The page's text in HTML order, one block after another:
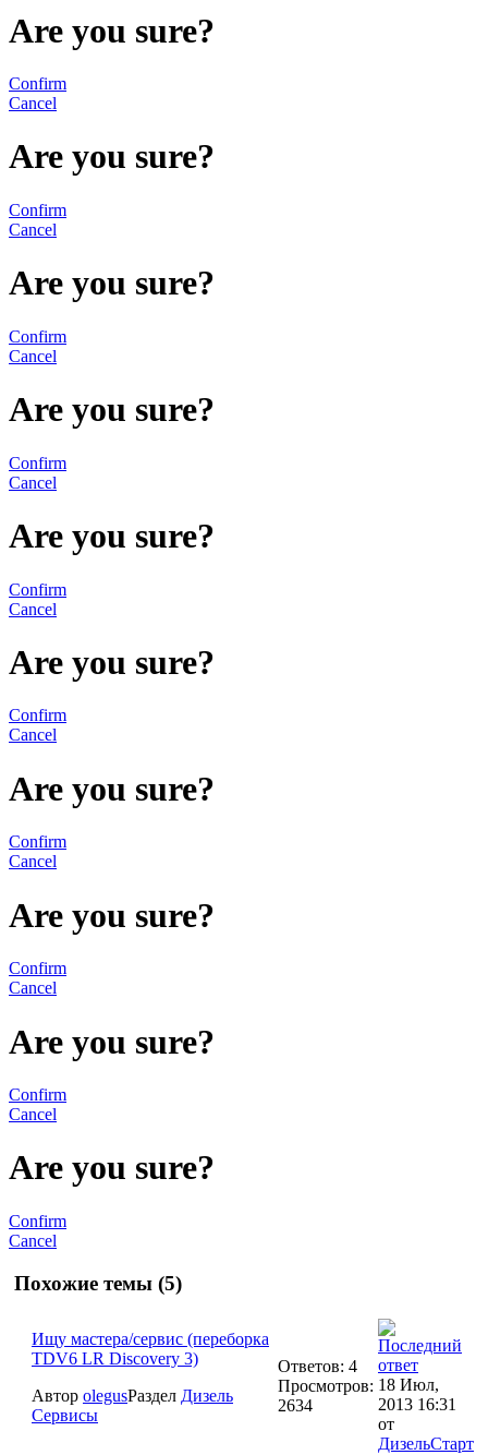
Are you sure?
Confirm
Cancel
Are you sure?
Confirm
Cancel
Are you sure?
Confirm
Cancel
Are you sure?
Confirm
Cancel
Are you sure?
Confirm
Cancel
Are you sure?
Confirm
Cancel
Are you sure?
Confirm
Cancel
Are you sure?
Confirm
Cancel
Are you sure?
Confirm
Cancel
Are you sure?
Confirm
Cancel
Похожие темы (5)
Ищу мастера/сервис (переборка
TDV6 LR Discovery 3)
Автор olegusРаздел Дизель
Сервисы
Ответов: 4
Просмотров:
2634
18 Июл,
2013 16:31
от
ДизельСтарт